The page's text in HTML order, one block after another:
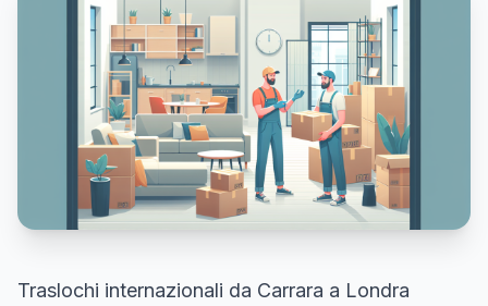
Traslochi internazionali da Carrara a Londra